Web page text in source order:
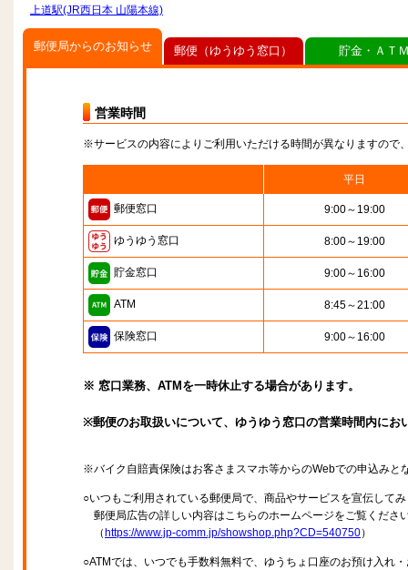
上道駅(JR西日本 山陽本線)
郵便局からのお知らせ
営業時間
※サービスの内容によりご利用いただける時間が異なりますので
平日
郵便窓口 9:00～19:00
ゆうゆう窓口 8:00～19:00
貯金窓口 9:00～16:00
ATM 8:45～21:00
保険窓口 9:00～16:00
※ 窓口業務、ATMを一時休止する場合があります。
※郵便のお取扱いについて、ゆうゆう窓口の営業時間内に
※バイク自賠責保険はお客さまスマホ等からのWebでの申込みと
○いつもご利用されている郵便局で、商品やサービスを宣伝して
郵便局広告の詳しい内容はこちらのホームページをご覧くださ
（ https://www.jp-comm.jp/showshop.php?CD=540750）
○ATMでは、いつでも手数料無料で、ゆうちょ口座のお預け入れ
郵便（ゆうゆう窓口） 貯金・ＡＴ